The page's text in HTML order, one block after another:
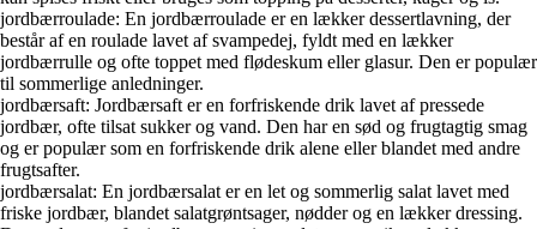
jordbærroulade: En jordbærroulade er en lækker dessertlavning, der
består af en roulade lavet af svampedej, fyldt med en lækker
jordbærrulle og ofte toppet med flødeskum eller glasur. Den er populær
til sommerlige anledninger.
jordbærsaft: Jordbærsaft er en forfriskende drik lavet af pressede
jordbær, ofte tilsat sukker og vand. Den har en sød og frugtagtig smag
og er populær som en forfriskende drik alene eller blandet med andre
frugtsafter.
jordbærsalat: En jordbærsalat er en let og sommerlig salat lavet med
friske jordbær, blandet salatgrøntsager, nødder og en lækker dressing.